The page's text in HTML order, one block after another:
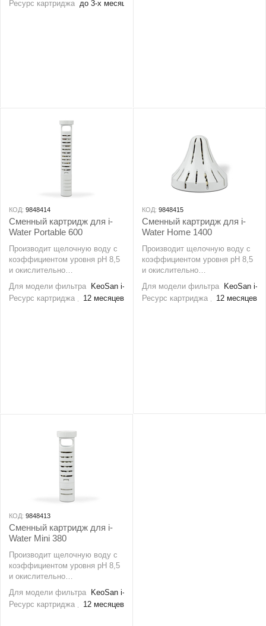
насыщения воды витамином С,
Ресурс картриджа до 3-х месяцев
КОД: 9848414
Сменный картридж для i-
Water Portable 600
Производит щелочную воду с
коэффициентом уровня рН 8,5
и окислительно
восстановительным
потенциалом до -100mV. Такая
вода обладает высокими
Для модели фильтра
KeoSan i-Water
Ресурс картриджа
12 месяцев
КОД: 9848415
Сменный картридж для i-
Water Home 1400
Производит щелочную воду с
коэффициентом уровня рН 8,5
и окислительно
восстановительным
потенциалом до -100mV. Такая
вода обладает высокими
Для модели фильтра
KeoSan i-
Ресурс картриджа
12 месяцев
КОД: 9848413
Сменный картридж для i-
Water Mini 380
Производит щелочную воду с
коэффициентом уровня рН 8,5
и окислительно
восстановительным
потенциалом до -100mV. Такая
вода обладает высокими
Для модели фильтра
KeoSan i-Water
Ресурс картриджа
12 месяцев